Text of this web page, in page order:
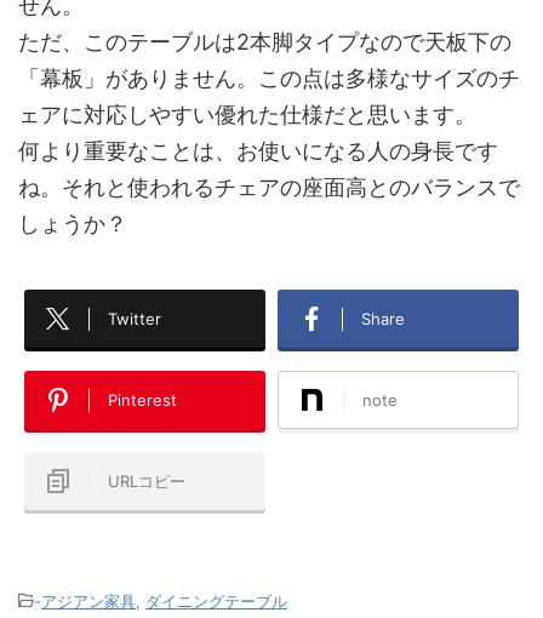
ただ、このテーブルは2本脚タイプなので天板下の
「幕板」がありません。この点は多様なサイズのチ
ェアに対応しやすい優れた仕様だと思います。
何より重要なことは、お使いになる人の身長です
ね。それと使われるチェアの座面高とのバランスで
しょうか？
Twitter Share
Pinterest note
URLコピー
-アジアン家具 ダイニングテーブル